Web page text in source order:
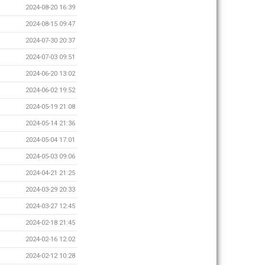
2024-08-20 16:39
2024-08-15 09:47
2024-07-30 20:37
2024-07-03 09:51
2024-06-20 13:02
2024-06-02 19:52
2024-05-19 21:08
2024-05-14 21:36
2024-05-04 17:01
2024-05-03 09:06
2024-04-21 21:25
2024-03-29 20:33
2024-03-27 12:45
2024-02-18 21:45
2024-02-16 12:02
2024-02-12 10:28